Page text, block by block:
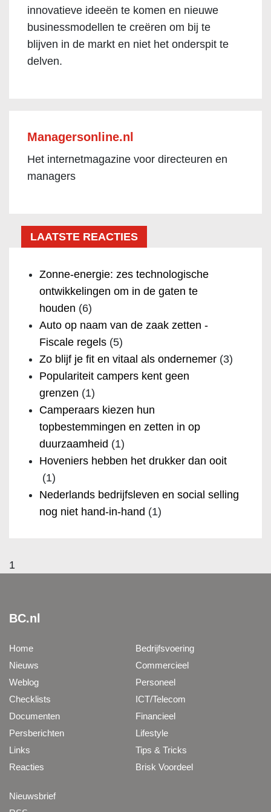
innovatieve ideeën te komen en nieuwe
businessmodellen te creëren om bij te
blijven in de markt en niet het onderspit te
delven.
Managersonline.nl
Het internetmagazine voor directeuren en
managers
LAATSTE REACTIES
Zonne-energie: zes technologische
ontwikkelingen om in de gaten te
houden (6)
Auto op naam van de zaak zetten -
Fiscale regels (5)
Zo blijf je fit en vitaal als ondernemer (3)
Populariteit campers kent geen
grenzen (1)
Camperaars kiezen hun
topbestemmingen en zetten in op
duurzaamheid (1)
Hoveniers hebben het drukker dan ooit
(1)
Nederlands bedrijfsleven en social selling
nog niet hand-in-hand (1)
1
BC.nl
Home
Nieuws
Weblog
Checklists
Documenten
Persberichten
Links
Reacties
Bedrijfsvoering
Commercieel
Personeel
ICT/Telecom
Financieel
Lifestyle
Tips & Tricks
Brisk Voordeel
Nieuwsbrief